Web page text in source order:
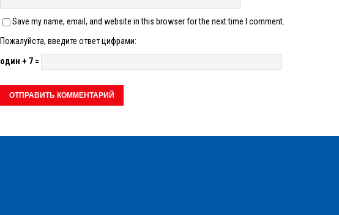
Save my name, email, and website in this browser for the next time I comment.
Пожалуйста, введите ответ цифрами:
один + 7 =